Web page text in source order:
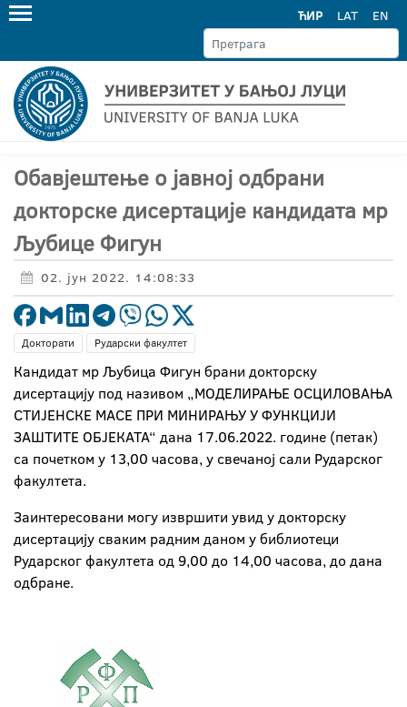
ЋИР LAT EN
Обавјештење о јавној одбрани
докторске дисертације кандидата мр
Љубице Фигун
02. јун 2022. 14:08:33
Докторати Рударски факултет
Кандидат мр Љубица Фигун брани докторску
дисертацију под називом „МОДЕЛИРАЊЕ ОСЦИЛОВАЊА
СТИЈЕНСКЕ МАСЕ ПРИ МИНИРАЊУ У ФУНКЦИЈИ
ЗАШТИТЕ ОБЈЕКАТА“ дана 17.06.2022. године (петак)
са почетком у 13,00 часова, у свечаној сали Рударског
факултета.
Заинтересовани могу извршити увид у докторску
дисертацију сваким радним даном у библиотеци
Рударског факултета од 9,00 до 14,00 часова, до дана
одбране.